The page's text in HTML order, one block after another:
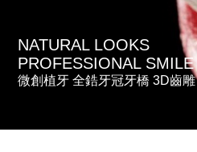
NATURAL LOOKS
PROFESSIONAL SMILE
專業 雷射 美學 植牙
NATURAL LOOKS
PROFESSIONAL SMILE
微創植牙 全鋯牙冠牙橋 3D齒雕
全口雷射牙周治療
專業牙周治療 骨頭再生
牙齒恢復活力 輕鬆享受美食